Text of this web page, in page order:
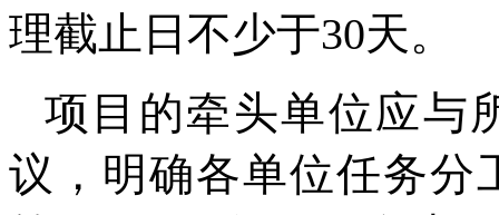
理截止日不少于30天。
项目的牵头单位应与
议，明确各单位任务分